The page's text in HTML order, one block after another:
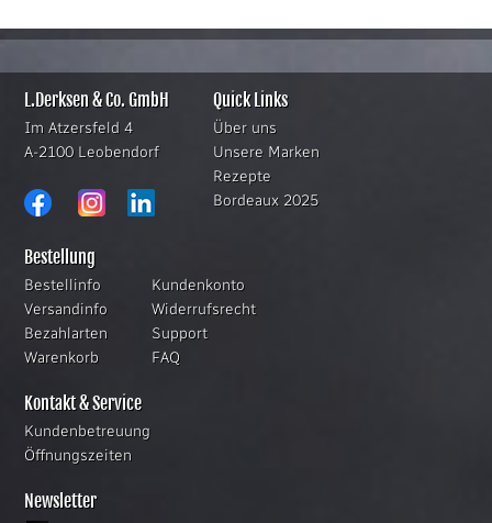
L.Derksen & Co. GmbH
Im Atzersfeld 4
A-2100 Leobendorf
Quick Links
Über uns
Unsere Marken
Rezepte
Bordeaux 2025
Bestellung
Bestellinfo
Versandinfo
Bezahlarten
Warenkorb
Kundenkonto
Widerrufsrecht
Support
FAQ
Kontakt & Service
Kundenbetreuung
Öffnungszeiten
Newsletter